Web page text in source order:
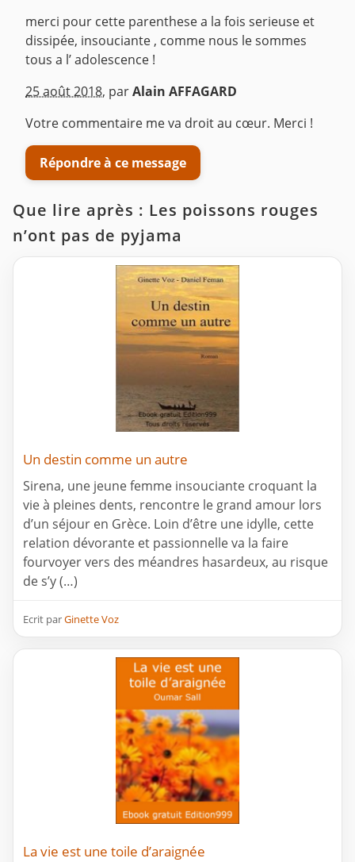
merci pour cette parenthese a la fois serieuse et
dissipée, insouciante , comme nous le sommes
tous a l’ adolescence !
^
25 août 2018, parAlain AFFAGARD
Votre commentaire me va droit au cœur. Merci !
Répondre à ce message
Que lire après : Les poissons rouges
n’ont pas de pyjama
Un destin comme un autre
Sirena, une jeune femme insouciante croquant la
vie à pleines dents, rencontre le grand amour lors
d’un séjour en Grèce. Loin d’être une idylle, cette
relation dévorante et passionnelle va la faire
fourvoyer vers des méandres hasardeux, au risque
de s’y (…)
Ecrit parGinette Voz
La vie est une toile d’araignée